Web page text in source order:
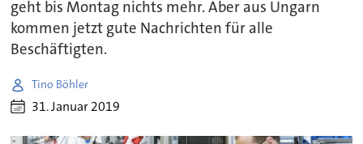
geht bis Montag nichts mehr. Aber aus Ungarn
kommen jetzt gute Nachrichten für alle
Beschäftigten.
Tino Böhler
31. Januar 2019